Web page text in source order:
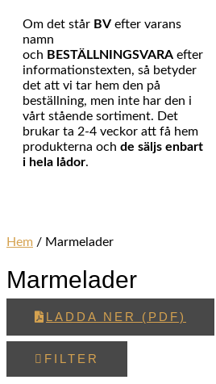
Om det står BV efter varans
namn
och BESTÄLLNINGSVARA efter
informationstexten, så betyder
det att vi tar hem den på
beställning, men inte har den i
vårt stående sortiment. Det
brukar ta 2-4 veckor att få hem
produkterna och de säljs enbart
i hela lådor.
Hem / Marmelader
Marmelader
LADDA NER (PDF)
FILTER